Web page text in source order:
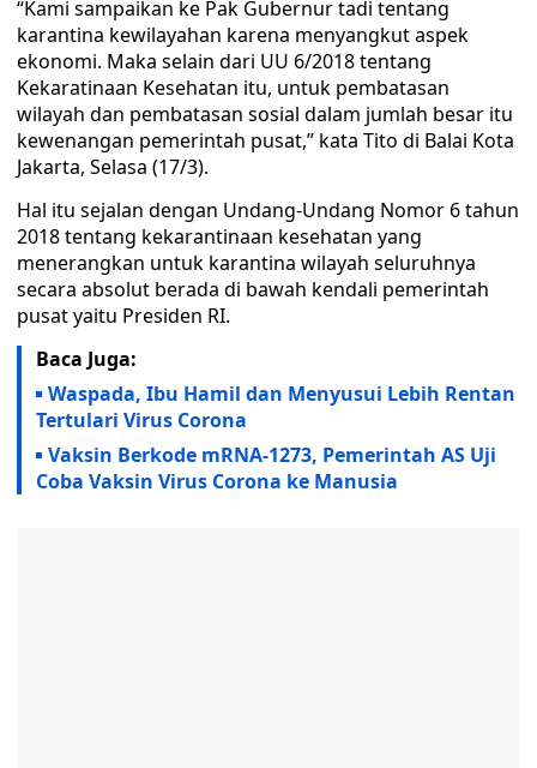
“Kami sampaikan ke Pak Gubernur tadi tentang
karantina kewilayahan karena menyangkut aspek
ekonomi. Maka selain dari UU 6/2018 tentang
Kekaratinaan Kesehatan itu, untuk pembatasan
wilayah dan pembatasan sosial dalam jumlah besar itu
kewenangan pemerintah pusat,” kata Tito di Balai Kota
Jakarta, Selasa (17/3).
Hal itu sejalan dengan Undang-Undang Nomor 6 tahun
2018 tentang kekarantinaan kesehatan yang
menerangkan untuk karantina wilayah seluruhnya
secara absolut berada di bawah kendali pemerintah
pusat yaitu Presiden RI.
Baca Juga:
Waspada, Ibu Hamil dan Menyusui Lebih Rentan
Tertulari Virus Corona
Vaksin Berkode mRNA-1273, Pemerintah AS Uji
Coba Vaksin Virus Corona ke Manusia